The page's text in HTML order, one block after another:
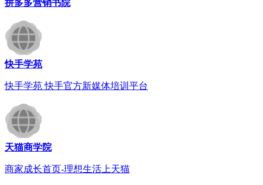
拼多多营销书院
快手学苑
快手学苑 快手官方新媒体培训平台
天猫商学院
商家成长首页-理想生活上天猫